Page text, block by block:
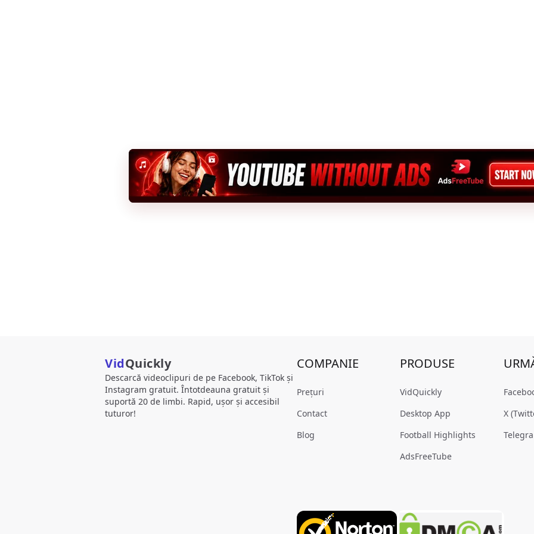
VidQuickly
Descarcă videoclipuri de pe Facebook, TikTok și
Instagram gratuit. Întotdeauna gratuit și
suportă 20 de limbi. Rapid, ușor și accesibil
tuturor!
COMPANIE
Prețuri
Contact
Blog
PRODUSE
VidQuickly
Desktop App
Football Highlights
AdsFreeTube
X